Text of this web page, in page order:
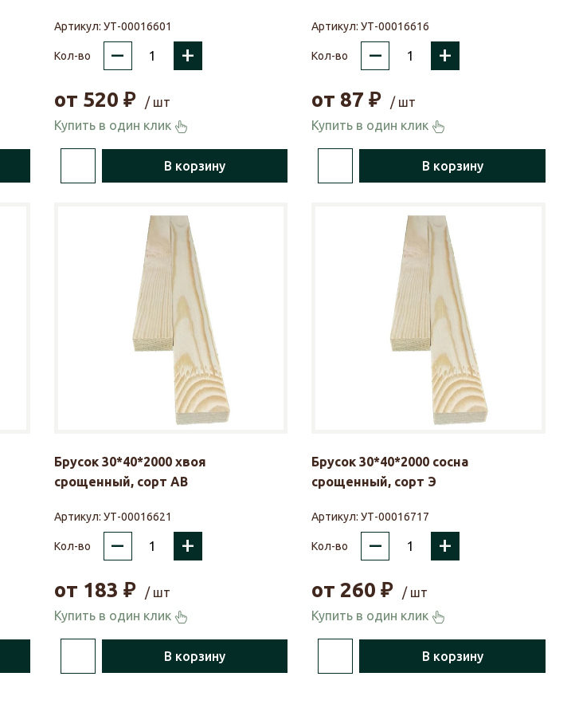
Артикул: УТ-00016601
Кол-во – +
от 520 ₽
/ шт
Купить в один клик
В корзину
Артикул:УТ-00016616
Кол-во – +
от 87 ₽
/ шт
Купить в один клик
В корзину
Брусок 30*40*2000 хвоя
срощенный, сорт АВ
Артикул: УТ-00016621
Кол-во – +
от 183 ₽
/ шт
Купить в один клик
В корзину
Брусок 30*40*2000 сосна
срощенный, сорт Э
Артикул:УТ-00016717
Кол-во – +
от260 ₽
/ шт
Купить в один клик
В корзину